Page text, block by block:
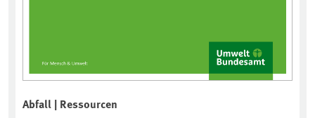
Abfall | Ressourcen